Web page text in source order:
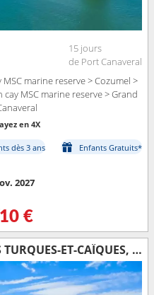
15 jours
de Port Canaveral
marine reserve > Cozumel >
MSC marine reserve > Grand
en 4X
dès 3 ans
Enfants Gratuits*
2027
€
MEXIQUE, ÉTATS-UNIS, ÎLES TURQUES-ET-CAÏQUES, RÉPUBLIQUE DOMINICAINE, BAHAMAS